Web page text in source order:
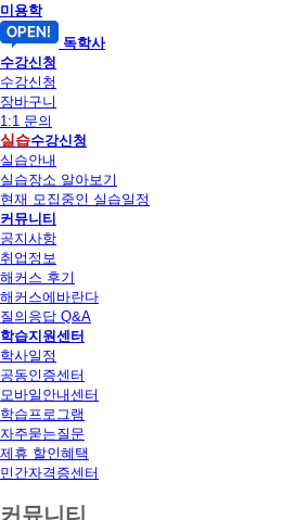
미용학
독학사
수강신청
수강신청
장바구니
1:1 문의
실습수강신청
실습안내
실습장소 알아보기
현재 모집중인 실습일정
커뮤니티
공지사항
취업정보
해커스 후기
해커스에바란다
질의응답 Q&A
학습지원센터
학사일정
공동인증센터
모바일안내센터
학습프로그램
자주묻는질문
제휴 할인혜택
민간자격증센터
커뮤니티